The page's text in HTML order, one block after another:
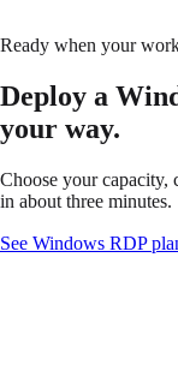
Ready when your
Deploy a
your way.
Choose your capacity,
in about three minutes.
See Windows RDP